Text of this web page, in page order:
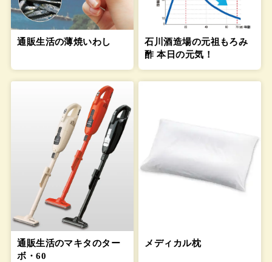
通販生活の薄焼いわし
石川酒造場の元祖もろみ
酢 本日の元気！
通販生活のマキタのター
ボ・60
メディカル枕